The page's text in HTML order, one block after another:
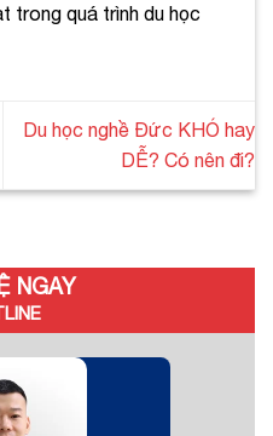
trong quá trình du học
Du học nghề Đức KHÓ hay
DỄ? Có nên đi?
NGAY